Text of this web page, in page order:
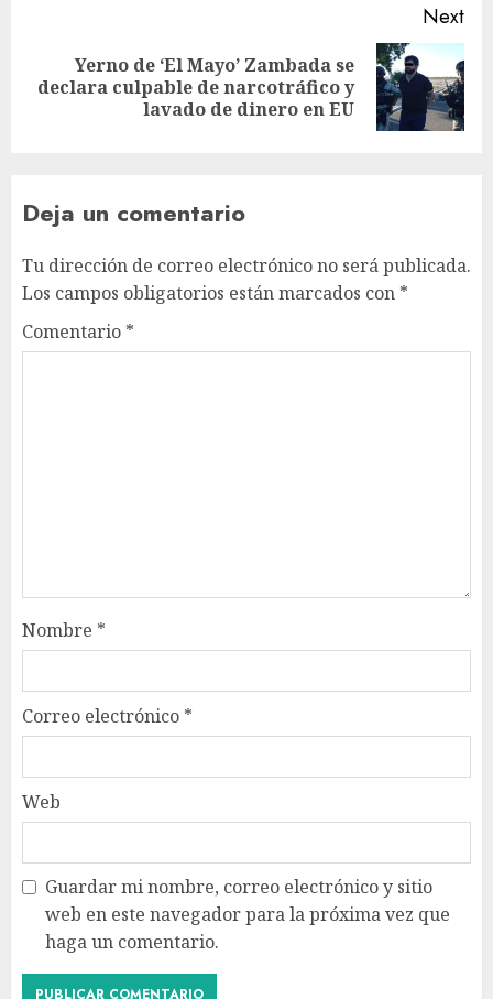
Next
Yerno de ‘El Mayo’ Zambada se
declara culpable de narcotráfico y
lavado de dinero en EU
Deja un comentario
Tu dirección de correo electrónico no será publicada.
Los campos obligatorios están marcados con *
Comentario *
Nombre *
Correo electrónico *
Web
Guardar mi nombre, correo electrónico y sitio
web en este navegador para la próxima vez que
haga un comentario.